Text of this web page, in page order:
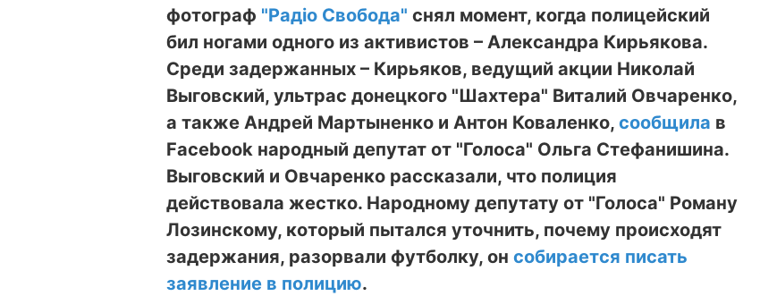
фотограф "Радіо Свобода" снял момент, когда полицейский
бил ногами одного из активистов – Александра Кирьякова.
Среди задержанных – Кирьяков, ведущий акции Николай
Выговский, ультрас донецкого "Шахтера" Виталий Овчаренко,
а также Андрей Мартыненко и Антон Коваленко, сообщила в
Facebook народный депутат от "Голоса" Ольга Стефанишина.
Выговский и Овчаренко рассказали, что полиция
действовала жестко. Народному депутату от "Голоса" Роману
Лозинскому, который пытался уточнить, почему происходят
задержания, разорвали футболку, он собирается писать
заявление в полицию.